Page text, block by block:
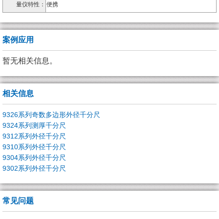
量仪特性： 便携
案例应用
暂无相关信息。
相关信息
9326系列奇数多边形外径千分尺
9324系列测厚千分尺
9312系列外径千分尺
9310系列外径千分尺
9304系列外径千分尺
9302系列外径千分尺
常见问题